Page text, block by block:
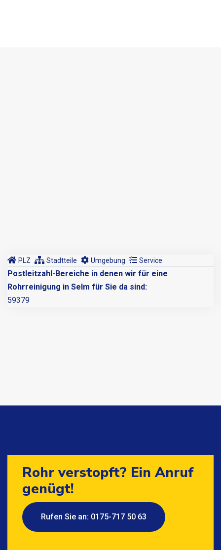
PLZ Stadtteile Umgebung Service
Postleitzahl-Bereiche in denen wir für eine
Rohrreinigung in Selm für Sie da sind:
59379
Rohr verstopft? Ein Anruf
genügt!
Rufen Sie an: 0175-717 50 63